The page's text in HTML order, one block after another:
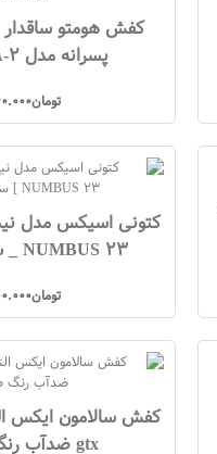
کفش هومتو
پسرانه مدل 250290A-2
تومان
_ NUMBUS 23 ساخت ویتنام
تومان
gtx ضدآب رنگ طوسی